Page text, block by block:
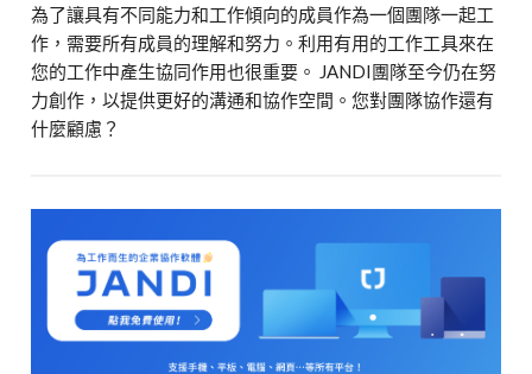
為了讓具有不同能力和工作傾向的成員作為一個團隊一起工
作，需要所有成員的理解和努力。利用有用的工作工具來在
您的工作中產生協同作用也很重要。 JANDI團隊至今仍在努
力創作，以提供更好的溝通和協作空間。您對團隊協作還有
什麼顧慮？